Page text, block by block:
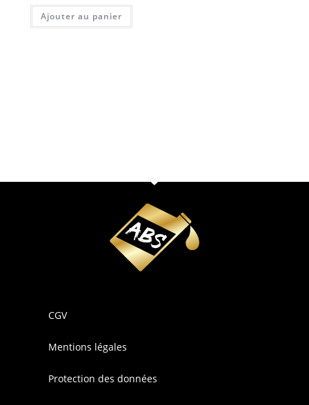
Ajouter au panier
CGV
Mentions légales
Protection des données